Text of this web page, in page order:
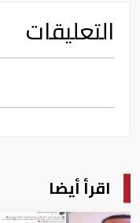
التعليقات
اقرأ أيضا